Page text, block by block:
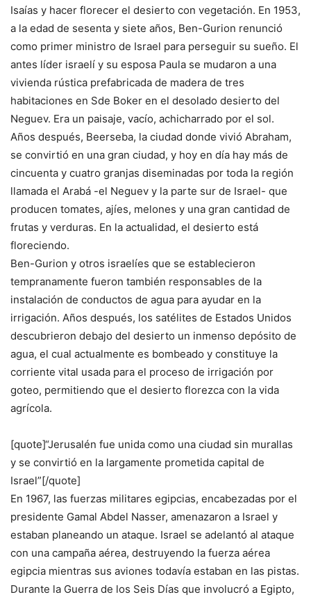
Isaías y hacer florecer el desierto con vegetación. En 1953,
a la edad de sesenta y siete años, Ben-Gurion renunció
como primer ministro de Israel para perseguir su sueño. El
antes líder israelí y su esposa Paula se mudaron a una
vivienda rústica prefabricada de madera de tres
habitaciones en Sde Boker en el desolado desierto del
Neguev. Era un paisaje, vacío, achicharrado por el sol.
Años después, Beerseba, la ciudad donde vivió Abraham,
se convirtió en una gran ciudad, y hoy en día hay más de
cincuenta y cuatro granjas diseminadas por toda la región
llamada el Arabá -el Neguev y la parte sur de Israel- que
producen tomates, ajíes, melones y una gran cantidad de
frutas y verduras. En la actualidad, el desierto está
floreciendo.
Ben-Gurion y otros israelíes que se establecieron
tempranamente fueron también responsables de la
instalación de conductos de agua para ayudar en la
irrigación. Años después, los satélites de Estados Unidos
descubrieron debajo del desierto un inmenso depósito de
agua, el cual actualmente es bombeado y constituye la
corriente vital usada para el proceso de irrigación por
goteo, permitiendo que el desierto florezca con la vida
agrícola.
[quote]“Jerusalén fue unida como una ciudad sin murallas
y se convirtió en la largamente prometida capital de
Israel”[/quote]
En 1967, las fuerzas militares egipcias, encabezadas por el
presidente Gamal Abdel Nasser, amenazaron a Israel y
estaban planeando un ataque. Israel se adelantó al ataque
con una campaña aérea, destruyendo la fuerza aérea
egipcia mientras sus aviones todavía estaban en las pistas.
Durante la Guerra de los Seis Días que involucró a Egipto,